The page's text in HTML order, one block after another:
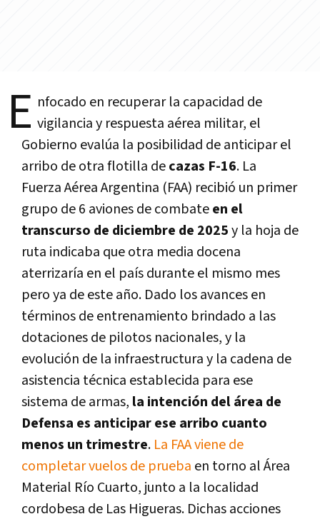
E nfocado en recuperar la capacidad de
vigilancia y respuesta aérea militar, el
Gobierno evalúa la posibilidad de anticipar el
arribo de otra flotilla decazas F-16. La
Fuerza Aérea Argentina (FAA) recibió un primer
grupo de 6 aviones de combateen el
transcurso de diciembre de 2025y la hoja de
ruta indicaba que otra media docena
aterrizaría en el país durante el mismo mes
pero ya de este año. Dado los avances en
términos de entrenamiento brindado a las
dotaciones de pilotos nacionales, y la
evolución de la infraestructura y la cadena de
asistencia técnica establecida para ese
sistema de armas, la intención del área de
Defensa es anticipar ese arribo cuanto
menos un trimestre. La FAA viene de
completar vuelos de prueba en torno al Área
Material Río Cuarto, junto a la localidad
cordobesa de Las Higueras. Dichas acciones